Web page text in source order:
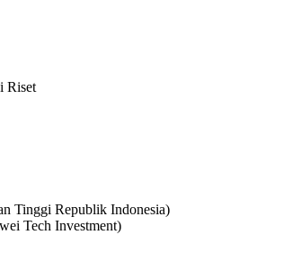
Riset
Tinggi Republik Indonesia)
Tech Investment)